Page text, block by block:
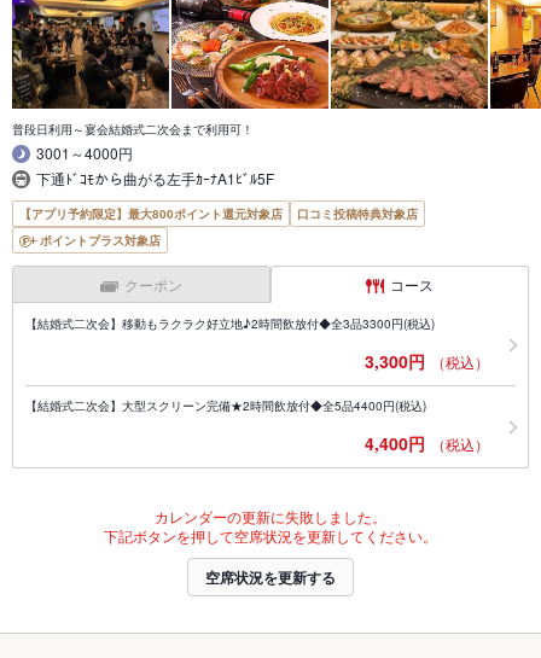
普段日利用～宴会結婚式二次会まで利用可！
3001～4000円
下通ﾄﾞｺﾓから曲がる左手ｶｰﾅA1ﾋﾞﾙ5F
【アプリ予約限定】最大800ポイント還元対象店
口コミ投稿特典対象店
ポイントプラス対象店
クーポン コース
【結婚式二次会】移動もラクラク好立地♪2時間飲放付◆全3品3300円(税込)
3,300円 （税込）
【結婚式二次会】大型スクリーン完備★2時間飲放付◆全5品4400円(税込)
4,400円 （税込）
カレンダーの更新に失敗しました。
下記ボタンを押して空席状況を更新してください。
空席状況を更新する